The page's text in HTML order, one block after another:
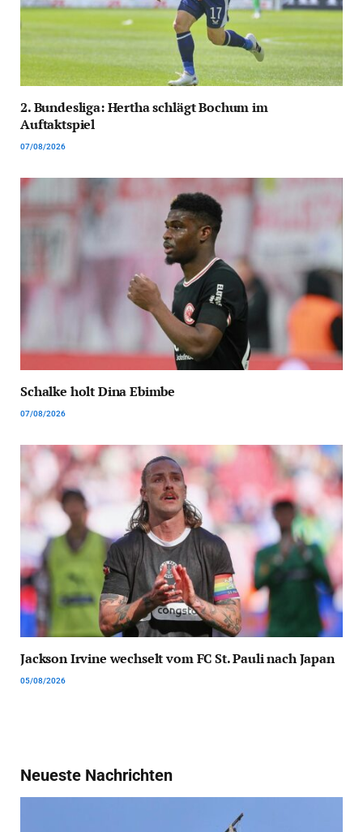
2. Bundesliga: Hertha schlägt Bochum im
Auftaktspiel
07/08/2026
Schalke holt Dina Ebimbe
07/08/2026
Jackson Irvine wechselt vom FC St. Pauli nach Japan
05/08/2026
Neueste Nachrichten